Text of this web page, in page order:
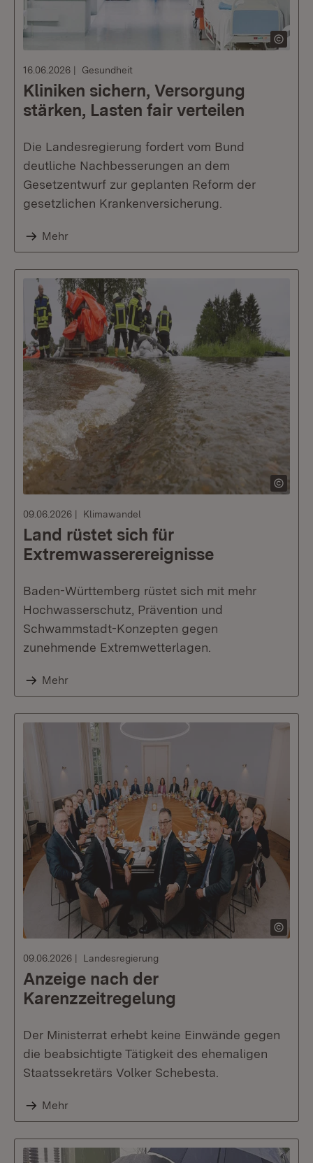
16.06.2026 Gesundheit
Kliniken sichern, Versorgung
stärken, Lasten fair verteilen
Die Landesregierung fordert vom Bund
deutliche Nachbesserungen an dem
Gesetzentwurf zur geplanten Reform der
gesetzlichen Krankenversicherung.
Mehr
09.06.2026 Klimawandel
Land rüstet sich für
Extremwasserereignisse
Baden-Württemberg rüstet sich mit mehr
Hochwasserschutz, Prävention und
Schwammstadt-Konzepten gegen
zunehmende Extremwetterlagen.
Mehr
09.06.2026 Landesregierung
Anzeige nach der
Karenzzeitregelung
Der Ministerrat erhebt keine Einwände gegen
die beabsichtigte Tätigkeit des ehemaligen
Staatssekretärs Volker Schebesta.
Mehr